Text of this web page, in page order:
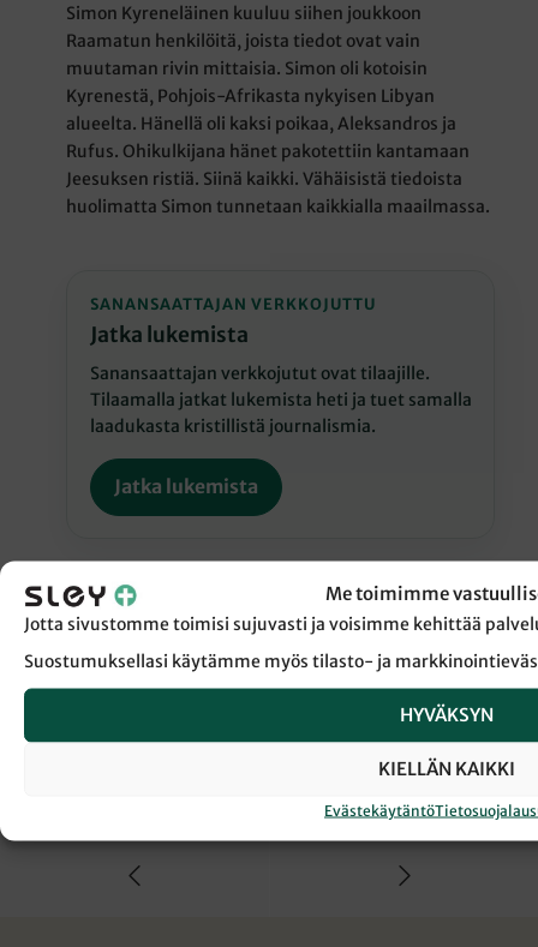
Me toimimme
Jotta sivustomme toimisi sujuvasti ja voisimme kehittää
Suostumuksellasi käytämme myös tilasto- ja
HYVÄKSYN
KIELLÄN KAIKKI
Evästekäytäntö
Simon Kyreneläinen kuuluu siihen joukkoon
Raamatun henkilöitä, joista tiedot ovat vain
muutaman rivin mittaisia. Simon oli kotoisin
Kyrenestä, Pohjois-Afrikasta nykyisen Libyan
alueelta. Hänellä oli kaksi poikaa, Aleksandros ja
Rufus. Ohikulkijana hänet pakotettiin kantamaan
Jeesuksen ristiä. Siinä kaikki. Vähäisistä tiedoista
huolimatta Simon tunnetaan kaikkialla maailmassa.
SANANSAATTAJAN VERKKOJUTTU
Jatka lukemista
Sanansaattajan verkkojutut ovat tilaajille.
Tilaamalla jatkat lukemista heti ja tuet samalla
laadukasta kristillistä journalismia.
Jatka lukemista
← Takaisin Sanansaattaja-lehden etusivulle
RISTIN TIE
SIMON KYRENELÄINEN